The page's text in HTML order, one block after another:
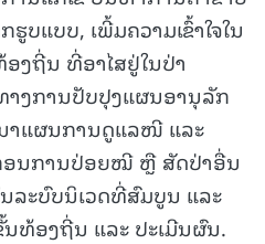
ແບບ, ເພີ້ມຄວາມເຂົ້າໃຈໃນ
ງຖີ່ນ ທີ່ອາໄສຢູ່ໃນປ່າ
າງການປັບປຸງແຜນອານຸລັກ
າແຜນການດູແລໜີ ແລະ
ນການປ່ອຍໝີ ຫຼື ສັດປ່າອື່ນ
ລະບົບນິເວດທີ່ສົມບູນ ແລະ
ທ້ອງຖີ່ນ ແລະ ປະເມີນຜົນ.